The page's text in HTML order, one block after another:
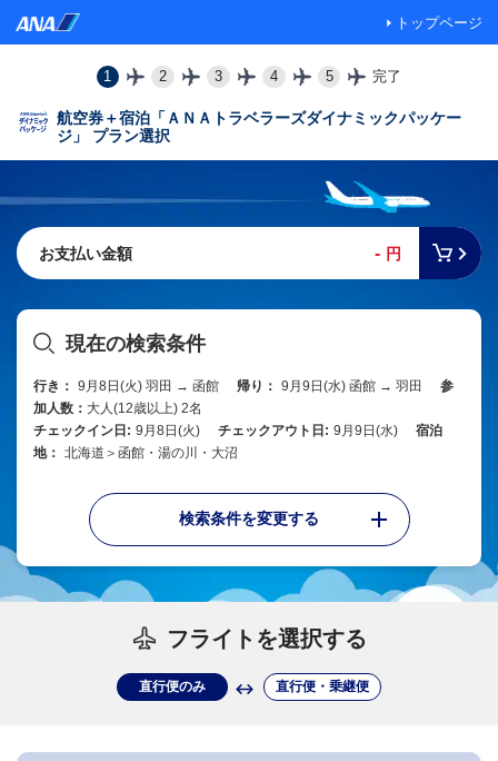
トップページ
1 2 3 4 5 完了
航空券＋宿泊「ＡＮＡトラベラーズダイナミックパッケー
ジ」 プラン選択
お支払い金額 - 円
現在の検索条件
行き： 9月8日(火) 羽田 → 函館 帰り： 9月9日(水) 函館 → 羽田
参
加人数： 大人(12歳以上) 2名
チェックイン日: 9月8日(火) チェックアウト日: 9月9日(水)
宿泊
地： 北海道＞函館・湯の川・大沼
検索条件を変更する
フライトを選択する
直行便のみ 直行便・乗継便